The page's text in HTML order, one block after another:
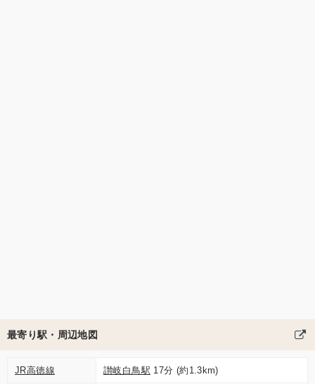
最寄り駅・周辺地図
JR高徳線 讃岐白鳥駅 17分 (約1.3km)